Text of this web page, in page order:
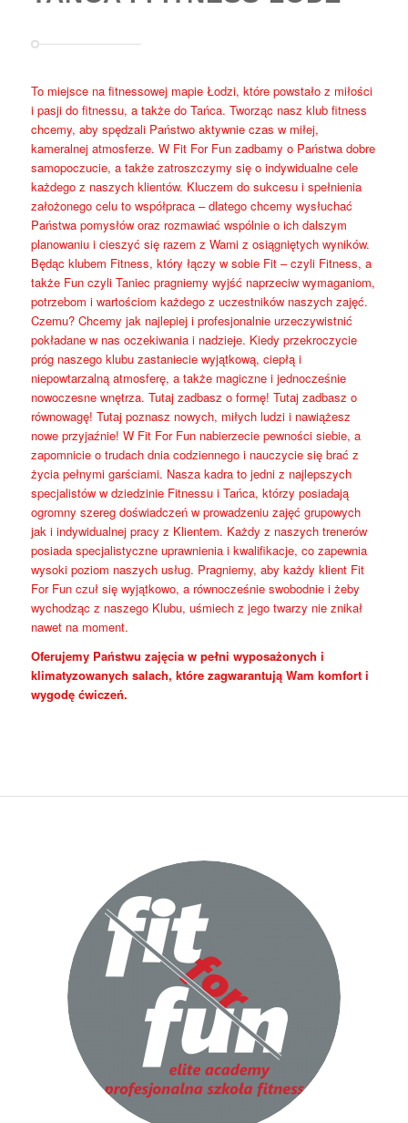
To miejsce na fitnessowej mapie Łodzi, które powstało z miłości
i pasji do fitnessu, a także do Tańca. Tworząc nasz klub fitness
chcemy, aby spędzali Państwo aktywnie czas w miłej,
kameralnej atmosferze. W Fit For Fun zadbamy o Państwa dobre
samopoczucie, a także zatroszczymy się o indywidualne cele
każdego z naszych klientów. Kluczem do sukcesu i spełnienia
założonego celu to współpraca – dlatego chcemy wysłuchać
Państwa pomysłów oraz rozmawiać wspólnie o ich dalszym
planowaniu i cieszyć się razem z Wami z osiągniętych wyników.
Będąc klubem Fitness, który łączy w sobie Fit – czyli Fitness, a
także Fun czyli Taniec pragniemy wyjść naprzeciw wymaganiom,
potrzebom i wartościom każdego z uczestników naszych zajęć.
Czemu? Chcemy jak najlepiej i profesjonalnie urzeczywistnić
pokładane w nas oczekiwania i nadzieje. Kiedy przekroczycie
próg naszego klubu zastaniecie wyjątkową, ciepłą i
niepowtarzalną atmosferę, a także magiczne i jednocześnie
nowoczesne wnętrza. Tutaj zadbasz o formę! Tutaj zadbasz o
równowagę! Tutaj poznasz nowych, miłych ludzi i nawiążesz
nowe przyjaźnie! W Fit For Fun nabierzecie pewności siebie, a
zapomnicie o trudach dnia codziennego i nauczycie się brać z
życia pełnymi garściami. Nasza kadra to jedni z najlepszych
specjalistów w dziedzinie Fitnessu i Tańca, którzy posiadają
ogromny szereg doświadczeń w prowadzeniu zajęć grupowych
jak i indywidualnej pracy z Klientem. Każdy z naszych trenerów
posiada specjalistyczne uprawnienia i kwalifikacje, co zapewnia
wysoki poziom naszych usług. Pragniemy, aby każdy klient Fit
For Fun czuł się wyjątkowo, a równocześnie swobodnie i żeby
wychodząc z naszego Klubu, uśmiech z jego twarzy nie znikał
nawet na moment.
Oferujemy Państwu zajęcia w pełni wyposażonych i
klimatyzowanych salach, które zagwarantują Wam komfort i
wygodę ćwiczeń.